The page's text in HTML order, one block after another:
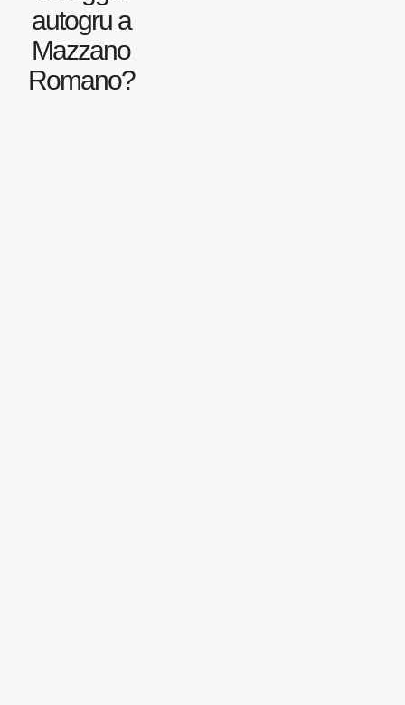
autogru a
Mazzano
Romano?